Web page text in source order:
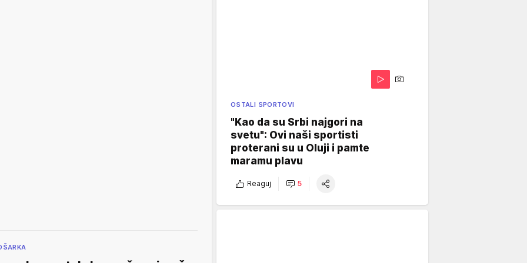
OSTALI SPORTOVI
"Kao da su Srbi najgori na
svetu": Ovi naši sportisti
proterani su u Oluji i pamte
maramu plavu
Reaguj 5